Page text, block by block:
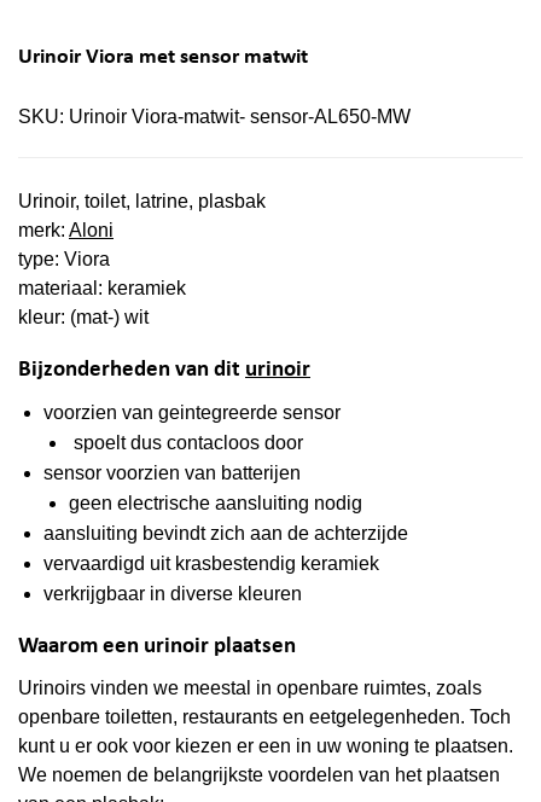
Urinoir Viora met sensor matwit
SKU: Urinoir Viora-matwit- sensor-AL650-MW
Urinoir, toilet, latrine, plasbak
merk: Aloni
type: Viora
materiaal: keramiek
kleur: (mat-) wit
Bijzonderheden van dit urinoir
voorzien van geintegreerde sensor
spoelt dus contacloos door
sensor voorzien van batterijen
geen electrische aansluiting nodig
aansluiting bevindt zich aan de achterzijde
vervaardigd uit krasbestendig keramiek
verkrijgbaar in diverse kleuren
Waarom een urinoir plaatsen
Urinoirs vinden we meestal in openbare ruimtes, zoals
openbare toiletten, restaurants en eetgelegenheden. Toch
kunt u er ook voor kiezen er een in uw woning te plaatsen.
We noemen de belangrijkste voordelen van het plaatsen